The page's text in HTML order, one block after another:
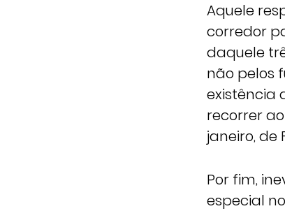
Aquele
corredor
daquele
não pelos
existência
recorrer
janeiro, de
Por fim,
especial